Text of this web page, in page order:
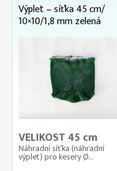
Výplet – síťka 45 cm/
10×10/1,8 mm zelená
VELIKOST 45 cm
Náhradní síťka (náhradní
výplet) pro kesery Ø...